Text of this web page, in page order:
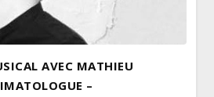
AVEC MATHIEU
–